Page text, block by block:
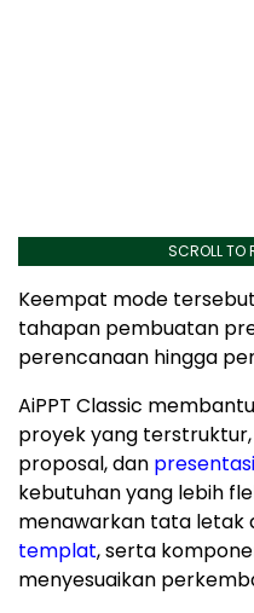
SCROLL TO
Keempat mode
tahapan pembuatan
perencanaan hingga
AiPPT Classic
proyek yang
proposal, dan
kebutuhan yang lebih
menawarkan tata letak
templat, serta
menyesuaikan